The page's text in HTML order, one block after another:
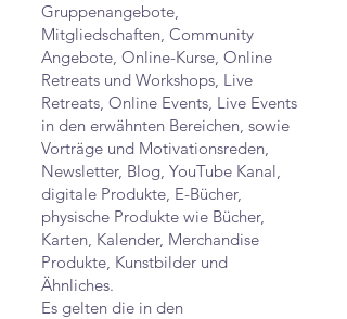
Gruppenangebote,
Mitgliedschaften, Community
Angebote, Online-Kurse, Online
Retreats und Workshops, Live
Retreats, Online Events, Live Events
in den erwähnten Bereichen, sowie
Vorträge und Motivationsreden,
Newsletter, Blog, YouTube Kanal,
digitale Produkte, E-Bücher,
physische Produkte wie Bücher,
Karten, Kalender, Merchandise
Produkte, Kunstbilder und
Ähnliches.
Es gelten die in den